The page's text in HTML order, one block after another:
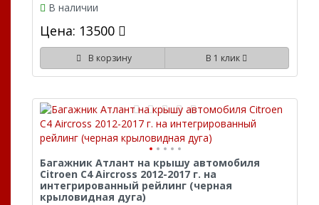
В наличии
Цена: 13500
В корзину В 1 клик
Багажник Атлант на крышу автомобиля
Citroen C4 Aircross 2012-2017 г. на
интегрированный рейлинг (черная
крыловидная дуга)